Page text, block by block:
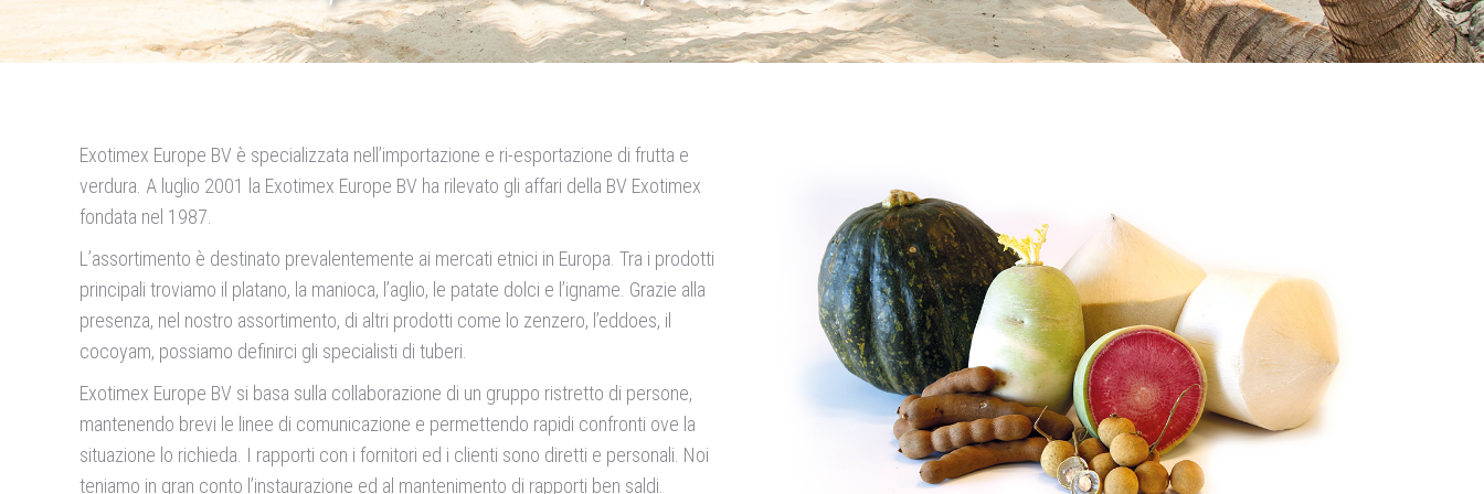
Exotimex Europe BV è specializzata nell’importazione e ri-esportazione di frutta e
verdura. A luglio 2001 la Exotimex Europe BV ha rilevato gli affari della BV Exotimex
fondata nel 1987.
L’assortimento è destinato prevalentemente ai mercati etnici in Europa. Tra i prodotti
principali troviamo il platano, la manioca, l’aglio, le patate dolci e l’igname. Grazie alla
presenza, nel nostro assortimento, di altri prodotti come lo zenzero, l’eddoes, il
cocoyam, possiamo definirci gli specialisti di tuberi.
Exotimex Europe BV si basa sulla collaborazione di un gruppo ristretto di persone,
mantenendo brevi le linee di comunicazione e permettendo rapidi confronti ove la
situazione lo richieda. I rapporti con i fornitori ed i clienti sono diretti e personali. Noi
teniamo in gran conto l’instaurazione ed al mantenimento di rapporti ben saldi.